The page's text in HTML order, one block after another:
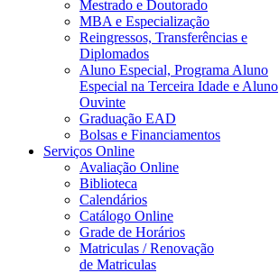
Mestrado e Doutorado
MBA e Especialização
Reingressos, Transferências e
Diplomados
Aluno Especial, Programa Aluno
Especial na Terceira Idade e Aluno
Ouvinte
Graduação EAD
Bolsas e Financiamentos
Serviços Online
Avaliação Online
Biblioteca
Calendários
Catálogo Online
Grade de Horários
Matriculas / Renovação
de Matriculas